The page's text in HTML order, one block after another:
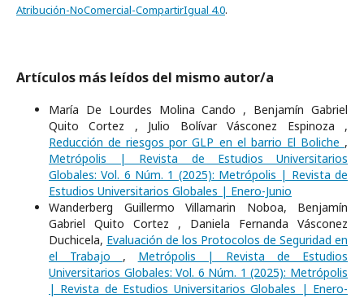
Atribución-NoComercial-CompartirIgual 4.0.
Artículos más leídos del mismo autor/a
María De Lourdes Molina Cando , Benjamín Gabriel
Quito Cortez , Julio Bolívar Vásconez Espinoza ,
Reducción de riesgos por GLP en el barrio El Boliche ,
Metrópolis | Revista de Estudios Universitarios
Globales: Vol. 6 Núm. 1 (2025): Metrópolis | Revista de
Estudios Universitarios Globales | Enero-Junio
Wanderberg Guillermo Villamarin Noboa, Benjamín
Gabriel Quito Cortez , Daniela Fernanda Vásconez
Duchicela, Evaluación de los Protocolos de Seguridad en
el Trabajo , Metrópolis | Revista de Estudios
Universitarios Globales: Vol. 6 Núm. 1 (2025): Metrópolis
| Revista de Estudios Universitarios Globales | Enero-